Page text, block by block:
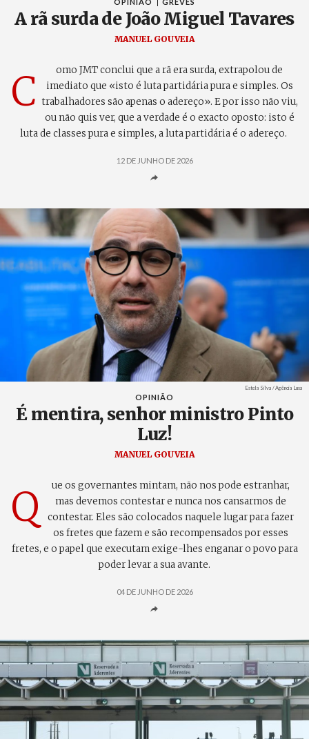
A rã surda de João Miguel Tavares
MANUEL GOUVEIA
C
omo JMT conclui que a rã era surda, extrapolou de
imediato que «isto é luta partidária pura e simples. Os
trabalhadores são apenas o adereço». E por isso não viu,
ou não quis ver, que a verdade é o exacto oposto: isto é
luta de classes pura e simples, a luta partidária é o adereço.
12 DE JUNHO DE 2026
Créditos
Estela Silva / Agência Lusa
OPINIÃO
É mentira, senhor ministro Pinto
Luz!
MANUEL GOUVEIA
Q
ue os governantes mintam, não nos pode estranhar,
mas devemos contestar e nunca nos cansarmos de
contestar. Eles são colocados naquele lugar para fazer
os fretes que fazem e são recompensados por esses
fretes, e o papel que executam exige-lhes enganar o povo para
poder levar a sua avante.
04 DE JUNHO DE 2026